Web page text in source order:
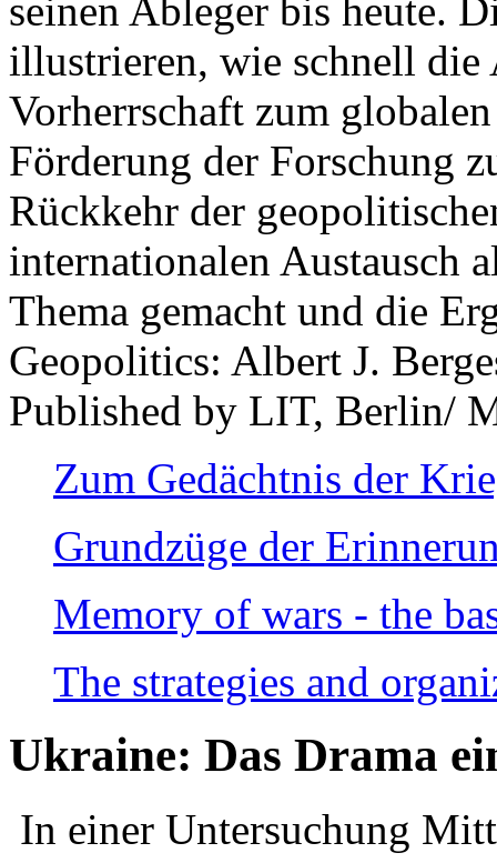
seinen Ableger bis heute.
illustrieren, wie schnell die
Vorherrschaft zum
Förderung der Forschung
Rückkehr der
internationalen Austausch
Thema gemacht und die
Geopolitics: Albert J.
Published by LIT, Berlin/
Zum Gedächtnis der
Grundzüge der
Memory of wars - the
The strategies and
Ukraine: Das Drama
In einer Untersuchung